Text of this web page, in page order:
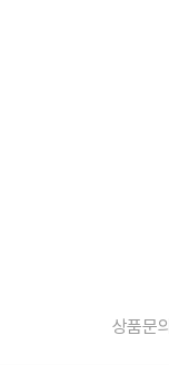
상품문의